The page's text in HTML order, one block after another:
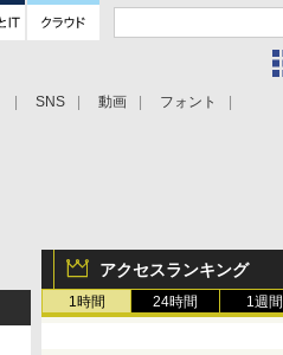
SNS 動画 フォント
アクセスランキング
1時間 24時間 1週間